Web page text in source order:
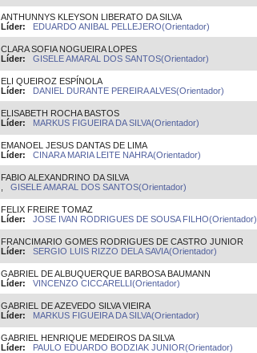
ANTHUNNYS KLEYSON LIBERATO DA SILVA
Líder:
EDUARDO ANIBAL PELLEJERO(Orientador)
CLARA SOFIA NOGUEIRA LOPES
Líder:
GISELE AMARAL DOS SANTOS(Orientador)
ELI QUEIROZ ESPÍNOLA
Líder:
DANIEL DURANTE PEREIRA ALVES(Orientador)
ELISABETH ROCHA BASTOS
Líder:
MARKUS FIGUEIRA DA SILVA(Orientador)
EMANOEL JESUS DANTAS DE LIMA
Líder:
CINARA MARIA LEITE NAHRA(Orientador)
FABIO ALEXANDRINO DA SILVA
GISELE AMARAL DOS SANTOS(Orientador)
FELIX FREIRE TOMAZ
Líder:
JOSE IVAN RODRIGUES DE SOUSA FILHO(Orientador)
FRANCIMARIO GOMES RODRIGUES DE CASTRO JUNIOR
Líder:
SERGIO LUIS RIZZO DELA SAVIA(Orientador)
GABRIEL DE ALBUQUERQUE BARBOSA BAUMANN
Líder:
VINCENZO CICCARELLI(Orientador)
GABRIEL DE AZEVEDO SILVA VIEIRA
Líder:
MARKUS FIGUEIRA DA SILVA(Orientador)
GABRIEL HENRIQUE MEDEIROS DA SILVA
Líder:
PAULO EDUARDO BODZIAK JUNIOR(Orientador)